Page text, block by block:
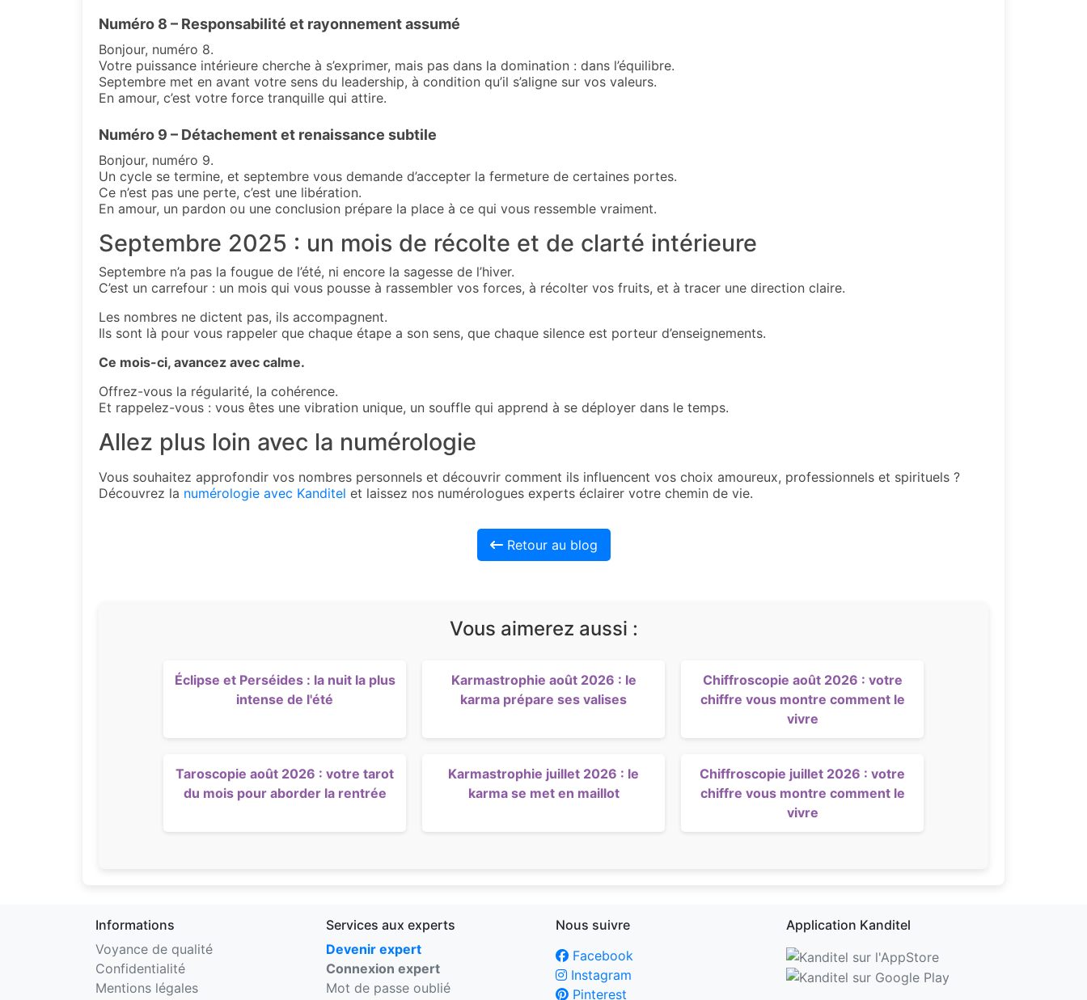
Numéro 8 – Responsabilité et rayonnement assumé
Bonjour, numéro 8.
Votre puissance intérieure cherche à s’exprimer, mais pas dans la domination : dans l’équilibre.
Septembre met en avant votre sens du leadership, à condition qu’il s’aligne sur vos valeurs.
En amour, c’est votre force tranquille qui attire.
Numéro 9 – Détachement et renaissance subtile
Bonjour, numéro 9.
Un cycle se termine, et septembre vous demande d’accepter la fermeture de certaines portes.
Ce n’est pas une perte, c’est une libération.
En amour, un pardon ou une conclusion prépare la place à ce qui vous ressemble vraiment.
Septembre 2025 : un mois de récolte et de clarté intérieure
Septembre n’a pas la fougue de l’été, ni encore la sagesse de l’hiver.
C’est un carrefour : un mois qui vous pousse à rassembler vos forces, à récolter vos fruits, et à tracer une direction claire.
Les nombres ne dictent pas, ils accompagnent.
Ils sont là pour vous rappeler que chaque étape a son sens, que chaque silence est porteur d’enseignements.
Ce mois-ci, avancez avec calme.
Offrez-vous la régularité, la cohérence.
Et rappelez-vous : vous êtes une vibration unique, un souffle qui apprend à se déployer dans le temps.
Allez plus loin avec la numérologie
Vous souhaitez approfondir vos nombres personnels et découvrir comment ils influencent vos choix amoureux, professionnels et spirituels ?
Découvrez la numérologie avec Kanditel et laissez nos numérologues experts éclairer votre chemin de vie.
Retour au blog
Vous aimerez aussi :
Éclipse et Perséides : la nuit la plus
intense de l'été
Karmastrophie août 2026 : le
karma prépare ses valises
Chiffroscopie août 2026 : votre
chiffre vous montre comment le
vivre
Taroscopie août 2026 : votre tarot
du mois pour aborder la rentrée
Karmastrophie juillet 2026 : le
karma se met en maillot
Chiffroscopie juillet 2026 : votre
chiffre vous montre comment le
vivre
Informations
Voyance de qualité
Confidentialité
Mentions légales
Services aux experts
Devenir expert
Connexion expert
Mot de passe oublié
Nous suivre
Facebook
Instagram
Pinterest
Application Kanditel